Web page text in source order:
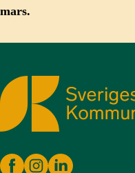
mars.
Sveriges Kommunikatörer